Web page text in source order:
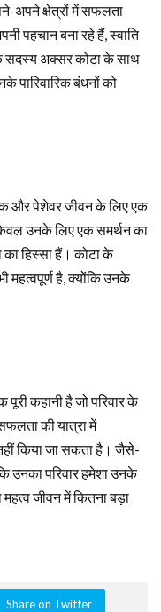
अपने क्षेत्रों में सफलता
पहचान बना रहे हैं, स्वाति
सदस्य अक्सर कोटा के साथ
पारिवारिक बंधनों को
और पेशेवर जीवन के लिए एक
उनके लिए एक समर्थन का
का हिस्सा हैं। कोटा के
महत्वपूर्ण है, क्योंकि उनके
पूरी कहानी है जो परिवार के
की यात्रा में
किया जा सकता है। जैसे-
उनका परिवार हमेशा उनके
महत्व जीवन में कितना बड़ा
Share on Twitter